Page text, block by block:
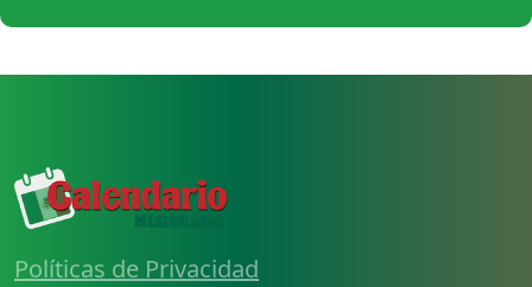
Políticas de Privacidad